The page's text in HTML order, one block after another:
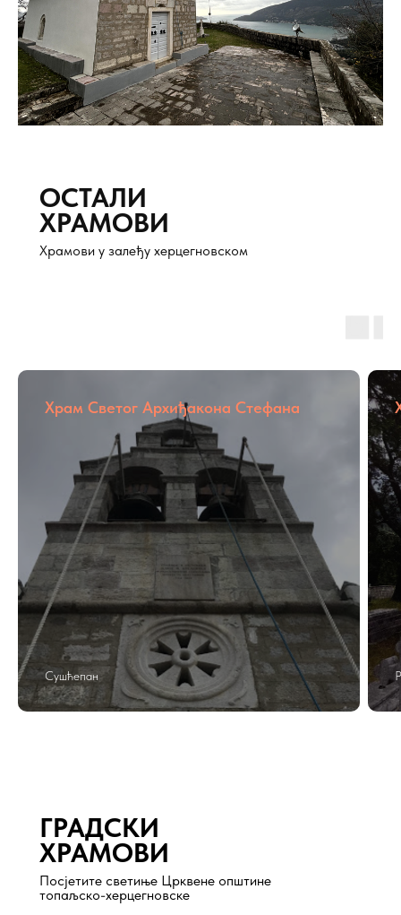
ОСТАЛИ
ХРАМОВИ
Храмови у залеђу херцегновском
Храм Светог Архиђакона Стефана
Сушћепан
ГРАДСКИ
ХРАМОВИ
Посjетите светиње Црквене општине
топаљско-херцегновске